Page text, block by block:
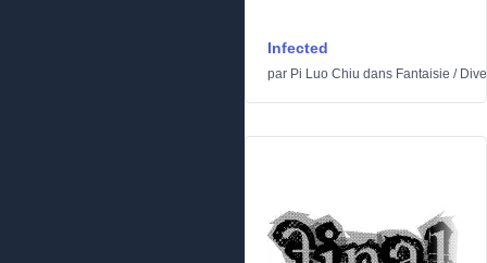
Infected
par Pi Luo Chiu dans Fantaisie /